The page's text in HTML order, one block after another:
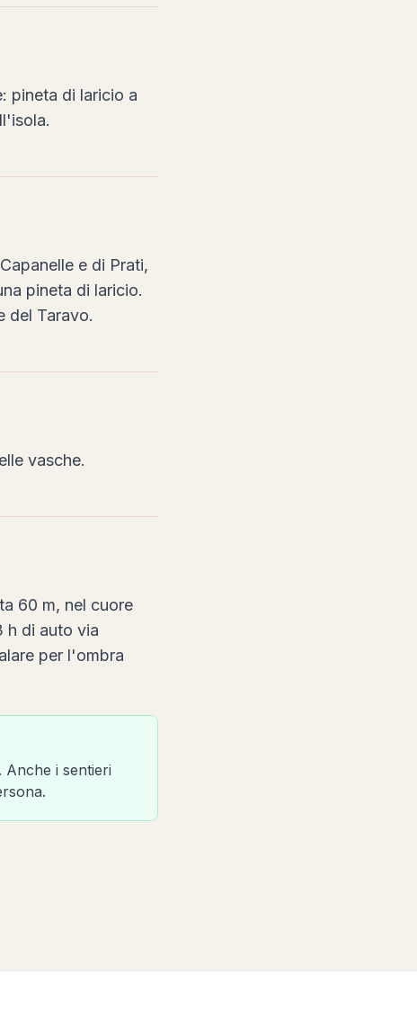
pineta di laricio a
e di Prati,
pineta di laricio.
del Taravo.
vasche.
60 m, nel cuore
h di auto via
per l'ombra
i sentieri